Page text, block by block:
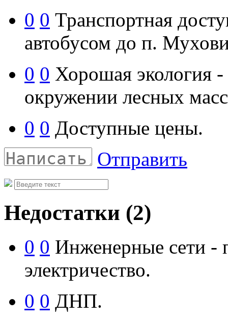
0 0 Транспортная
автобусом до п.
0 0 Хорошая экология -
окружении лесных
0 0 Доступные цены.
Отправить
Недостатки (2)
0 0 Инженерные сети -
электричество.
0 0 ДНП.